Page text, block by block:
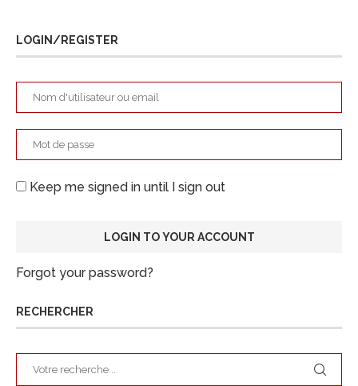
LOGIN/REGISTER
Keep me signed in until I sign out
Forgot your password?
RECHERCHER